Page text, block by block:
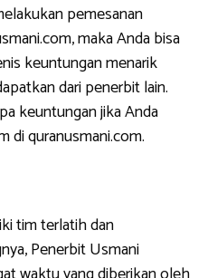
pemesanan
maka Anda bisa
keuntungan menarik
dari penerbit lain.
keuntungan jika Anda
di quranusmani.com.
tim terlatih dan
Penerbit Usmani